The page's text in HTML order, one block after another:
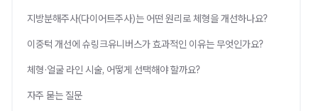
지방분해주사(다이어트주사)는 어떤 원리로 체형을 개선하나요?
이중턱 개선에 슈링크유니버스가 효과적인 이유는 무엇인가요?
체형·얼굴 라인 시술, 어떻게 선택해야 할까요?
자주 묻는 질문